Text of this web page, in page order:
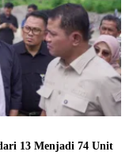
13 Menjadi 74 Unit